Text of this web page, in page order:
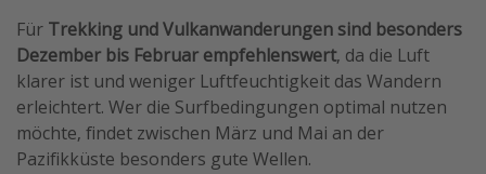
Für Trekking und Vulkanwanderungen sind besonders
Dezember bis Februar empfehlenswert, da die Luft
klarer ist und weniger Luftfeuchtigkeit das Wandern
erleichtert. Wer die Surfbedingungen optimal nutzen
möchte, findet zwischen März und Mai an der
Pazifikküste besonders gute Wellen.